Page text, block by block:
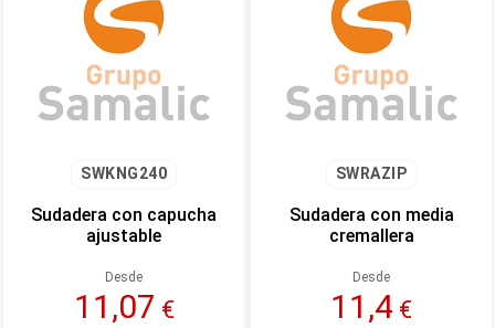
SWKNG240
Sudadera con capucha
ajustable
Desde
11,07 €
SWRAZIP
Sudadera con media
cremallera
Desde
11,4 €